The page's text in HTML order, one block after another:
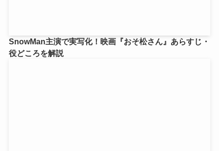
SnowMan主演で実写化！映画『おそ松さん』あらすじ・
役どころを解説